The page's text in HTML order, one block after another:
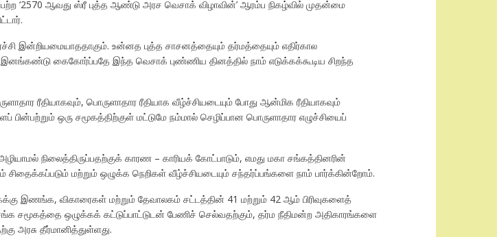
‘2570 ஆவது ஸ்ரீ புத்த ஆண்டு அரச வெசாக் விழாவின்’ ஆரம்ப நிகழ்வில் முதன்மை
இன்றியமையாததாகும். உன்னத புத்த சாசனத்தையும் தர்மத்தையும் எதிர்கால
இனங்கண்டு கைகோர்ப்பதே இந்த வெசாக் புண்ணிய தினத்தில் நாம் எடுக்கக்கூடிய சிறந்த
ரீதியாகவும், பொருளாதார ரீதியாக வீழ்ச்சியடையும் போது ஆன்மிக ரீதியாகவும்
ஒரு சமூகத்திற்குள் மட்டுமே நம்மால் செழிப்பான பொருளாதார எழுச்சியைப்
நிலைத்திருப்பதற்குக் காரண – காரியக் கோட்பாடும், எமது மகா சங்கத்தினரின்
மற்றும் ஒழுக்க நெறிகள் வீழ்ச்சியடையும் சந்தர்ப்பங்களை நாம் பார்க்கின்றோம்.
இணங்க, விகாரைகள் மற்றும் தேவாலகம் சட்டத்தின் 41 மற்றும் 42 ஆம் பிரிவுகளைத்
சமூகத்தை ஒழுக்கக் கட்டுப்பாட்டுடன் பேணிச் செல்வதற்கும், தர்ம நீதிமன்ற அதிகாரங்களை
அரசு தீர்மானித்துள்ளது.